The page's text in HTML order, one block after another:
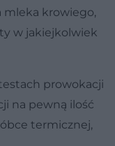
mleka krowiego,
w jakiejkolwiek
prowokacji
na pewną ilość
termicznej,